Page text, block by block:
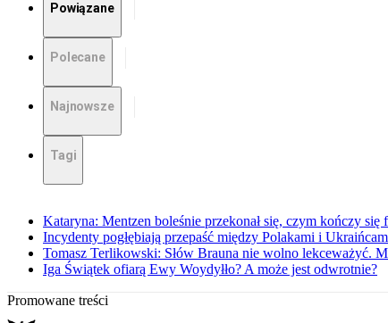
Powiązane
Polecane
Najnowsze
Tagi
Kataryna: Mentzen boleśnie przekonał się, czym kończy się
Incydenty pogłębiają przepaść między Polakami i
Tomasz Terlikowski: Słów Brauna nie wolno lekceważyć.
Iga Świątek ofiarą Ewy Woydyłło? A może jest odwrotnie?
Promowane treści